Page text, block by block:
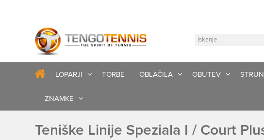
LOPARJI TORBE OBLAČILA OBUTEV
ZNAMKE
Teniške Linije Speziala I / Court